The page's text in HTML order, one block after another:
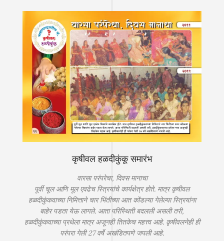
कृषीवल हळदीकुंकू समारंभ
वारसा परंपरेचा, दिवस मानाचा
पूर्वी चूल आणि मूल एवढेच स्त्रियांचे कार्यक्षेत्र होते. मात्र कृषीवल
हळदीकुंकवाच्या निमित्ताने चार भिंतीच्या आत कोंडल्या गेलेल्या स्त्रियांना
बाहेर पडता येऊ लागले. आता परिस्थिती बदलली असली तरी,
हळदीकुंकवाच्या प्रथेला मात्र अजूनही तितकेच महत्त्व आहे. कृषीवलनेही ही
परंपरा गेली 27 वर्षे अखंडितपणे जपली आहे.